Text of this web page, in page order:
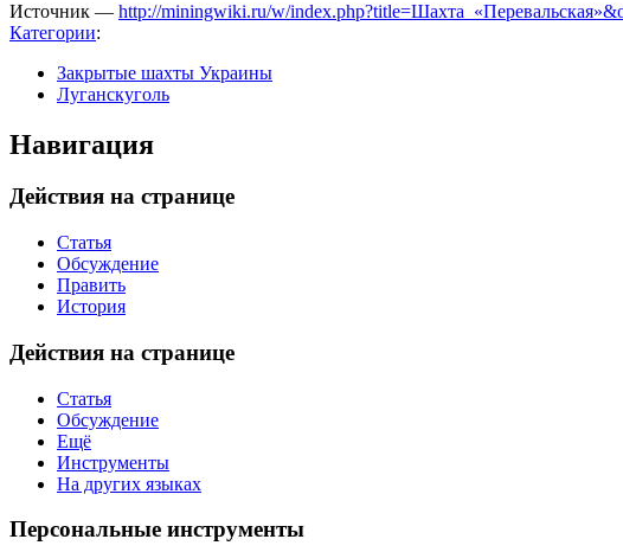
Источник — http://miningwiki.ru/w/
Категории:
Закрытые шахты Украины
Луганскуголь
Навигация
Действия на странице
Статья
Обсуждение
Править
История
Действия на странице
Статья
Обсуждение
Ещё
Инструменты
На других языках
Персональные инструменты